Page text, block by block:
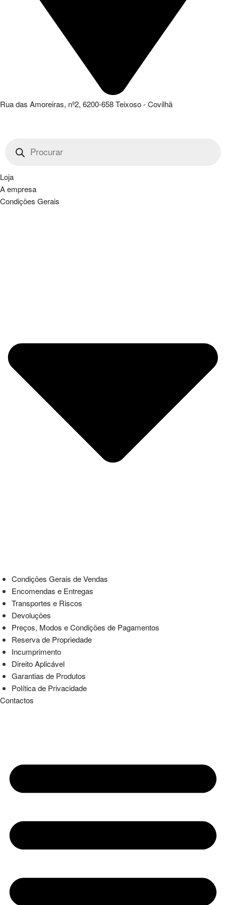
Rua das Amoreiras, nº2, 6200-658 Teixoso - Covilhã
search
Loja
A empresa
Condições Gerais
Condições Gerais de Vendas
Encomendas e Entregas
Transportes e Riscos
Devoluções
Preços, Modos e Condições de Pagamentos
Reserva de Propriedade
Incumprimento
Direito Aplicável
Garantias de Produtos
Política de Privacidade
Contactos